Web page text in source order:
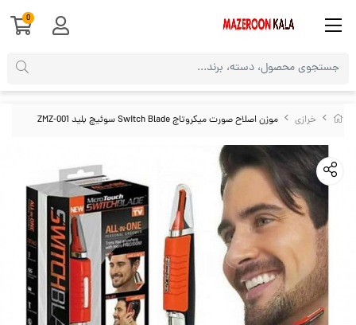
خرازی موزن اصلاح صورت میکروتاچ Switch Blade سوئیچ بلید ZMZ-001
0